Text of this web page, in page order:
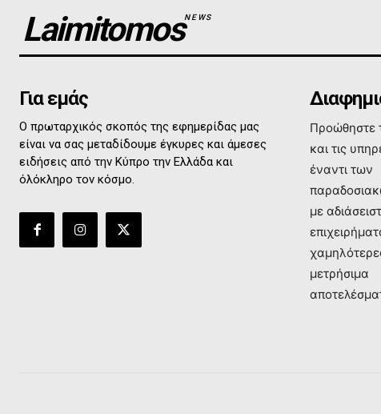
LaimitomosNEWS
Για εμάς
Ο πρωταρχικός σκοπός της εφημερίδας μας
είναι να σας μεταδίδουμε έγκυρες και άμεσες
ειδήσεις από την Κύπρο την Ελλάδα και
όλόκληρο τον κόσμο.
Προώθηστε
και τις
έναντι των
με
μετρήσιμα